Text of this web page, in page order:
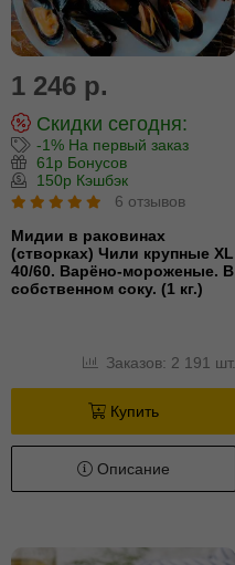
1 246 р.
Скидки сегодня:
-1% На первый заказ
61р Бонусов
150р Кэшбэк
6 отзывов
Мидии в раковинах
(створках) Чили крупные XL
40/60. Варёно-мороженые. В
собственном соку. (1 кг.)
Заказов: 2 191 шт.
Купить
Описание